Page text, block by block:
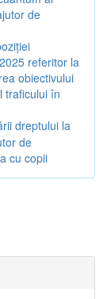
de
referitor la
obiectivului
traficului în
dreptului la
de
cu copii